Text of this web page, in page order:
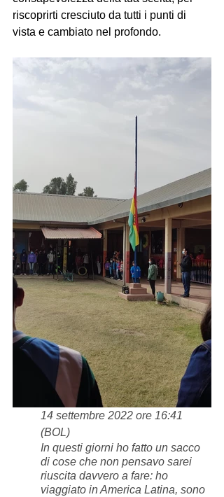
riscoprirti cresciuto da tutti i punti di
vista e cambiato nel profondo.
14 settembre 2022 ore 16:41
(BOL)
In questi giorni ho fatto un sacco
di cose che non pensavo sarei
riuscita davvero a fare: ho
viaggiato in America Latina, sono